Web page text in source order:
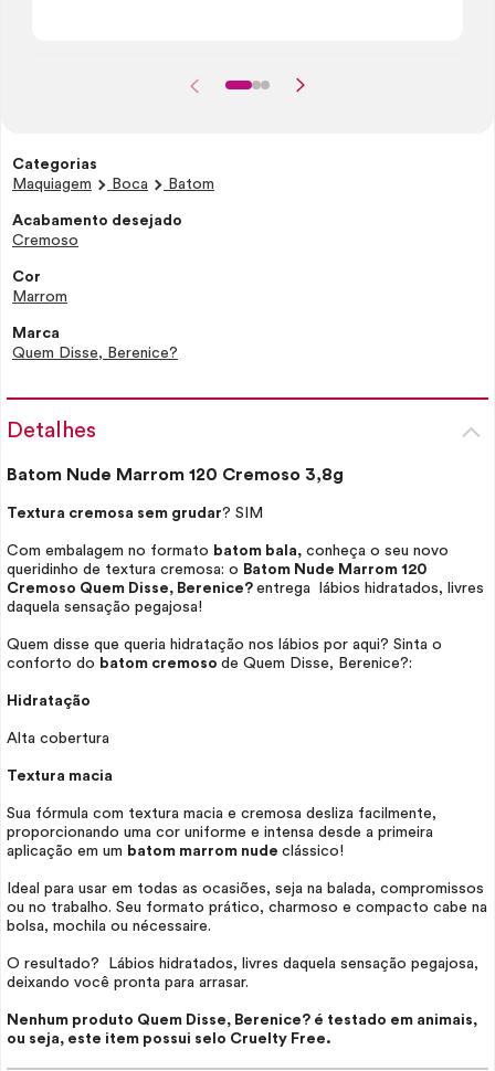
Categorias
Maquiagem
Boca Batom
Acabamento desejado
Cremoso
Cor
Marrom
Marca
Quem Disse, Berenice?
Detalhes
Batom Nude Marrom 120 Cremoso 3,8g
Textura cremosa sem grudar? SIM
Com embalagem no formato batom bala, conheça o seu novo
queridinho de textura cremosa: o Batom Nude Marrom 120
Cremoso Quem Disse, Berenice? entrega lábios hidratados, livres
daquela sensação pegajosa!
Quem disse que queria hidratação nos lábios por aqui? Sinta o
conforto do batom cremoso de Quem Disse, Berenice?:
Hidratação
Alta cobertura
Textura macia
Sua fórmula com textura macia e cremosa desliza facilmente,
proporcionando uma cor uniforme e intensa desde a primeira
aplicação em um batom marrom nude clássico!
Ideal para usar em todas as ocasiões, seja na balada, compromissos
ou no trabalho. Seu formato prático, charmoso e compacto cabe na
bolsa, mochila ou nécessaire.
O resultado? Lábios hidratados, livres daquela sensação pegajosa,
deixando você pronta para arrasar.
Nenhum produto Quem Disse, Berenice? é testado em animais,
ou seja, este item possui selo Cruelty Free.